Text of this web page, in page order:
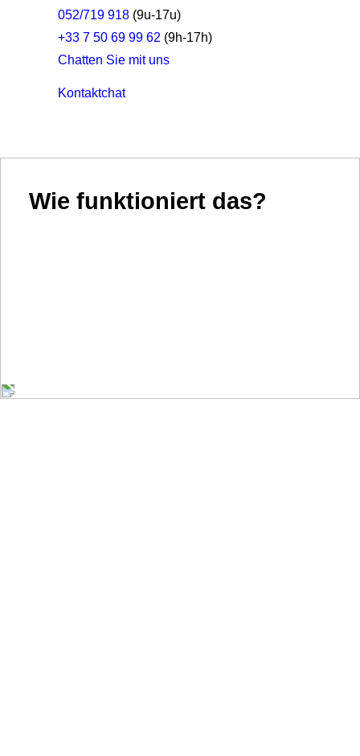
052/719 918 (9u-17u)
+33 7 50 69 99 62 (9h-17h)
Chatten Sie mit uns
Kontaktchat
Wie funktioniert das?